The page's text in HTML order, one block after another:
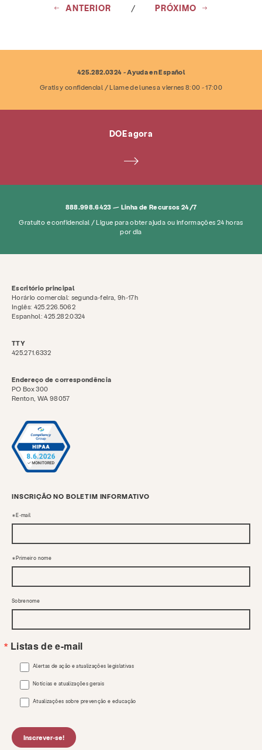
ANTERIOR / PRÓXIMO
425.282.0324 - Ayuda en Español
Gratis y confidencial / Llame de lunes a viernes 8:00 - 17:00
DOE agora
888.998.6423 — Linha de Recursos 24/7
Gratuito e confidencial / Ligue para obter ajuda ou informações 24 horas
por dia
Escritório principal
Horário comercial: segunda-feira, 9h-17h
Inglês: 425.226.5062
Espanhol: 425.282.0324
TTY
425.271.6332
Endereço de correspondência
PO Box 300
Renton, WA 98057
INSCRIÇÃO NO BOLETIM INFORMATIVO
E-mail
Primeiro nome
Sobrenome
Listas de e-mail
Alertas de ação e atualizações legislativas
Notícias e atualizações gerais
Atualizações sobre prevenção e educação
Inscrever-se!